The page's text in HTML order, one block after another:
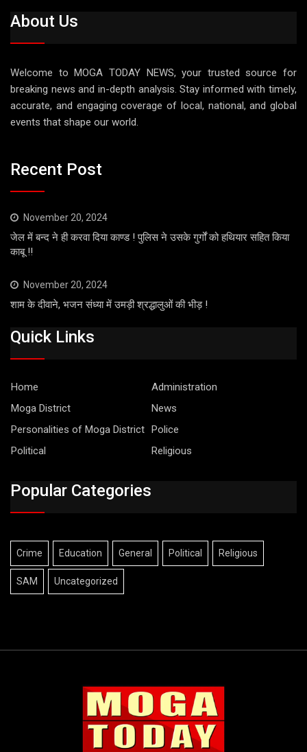
About Us
Welcome to MOGA TODAY NEWS, your trusted source for
breaking news and in-depth analysis. Stay informed with timely,
accurate, and engaging coverage of local, national, and global
events that shape our world.
Recent Post
November 20, 2024
जेल में बन्द ने ही करवा दिया काण्ड ! पुलिस ने उसके गुर्गों को हथियार सहित किया
काबू !!
November 20, 2024
शाम के दीवाने, भजन संध्या में उमड़ी श्रद्धालुओं की भीड़ !
Quick Links
Home
Administration
Moga District
News
Personalities of Moga District
Police
Political
Religious
Popular Categories
Crime Education General Political Religious
SAM Uncategorized